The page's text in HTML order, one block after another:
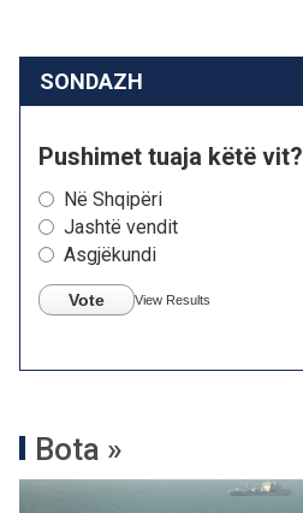
SONDAZH
Pushimet tuaja këtë vit?
Në Shqipëri
Jashtë vendit
Asgjëkundi
Vote View Results
Bota »